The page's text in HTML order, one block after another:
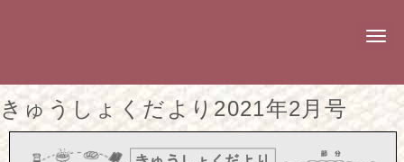
N
g
a
i
きゅうしょくだより2021年2月号